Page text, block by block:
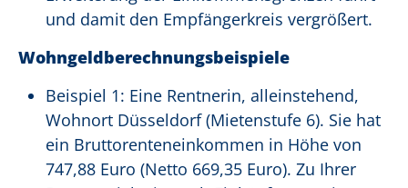
und damit den Empfängerkreis vergrößert.
Wohngeldberechnungsbeispiele
Beispiel 1: Eine Rentnerin, alleinstehend,
Wohnort Düsseldorf (Mietenstufe 6). Sie hat
ein Bruttorenteneinkommen in Höhe von
747,88 Euro (Netto 669,35 Euro). Zu Ihrer